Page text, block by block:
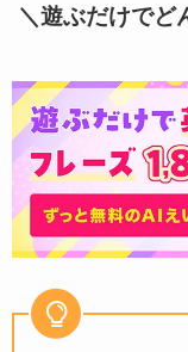
＼遊ぶだけでど